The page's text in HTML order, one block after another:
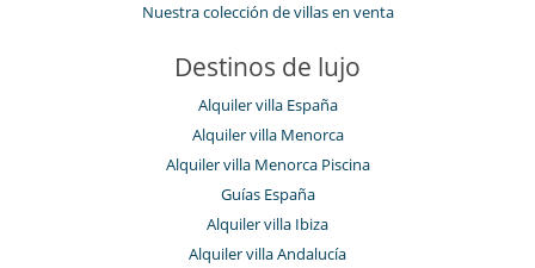
Nuestra colección de villas en venta
Destinos de lujo
Alquiler villa España
Alquiler villa Menorca
Alquiler villa Menorca Piscina
Guías España
Alquiler villa Ibiza
Alquiler villa Andalucía